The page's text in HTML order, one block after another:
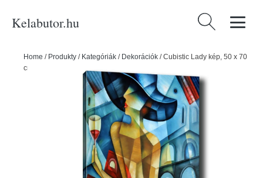
Kelabutor.hu Keresés:
Home / Produkty / Kategóriák / Dekorációk /Cubistic Lady kép, 50 x 70
cm - Tablo Center